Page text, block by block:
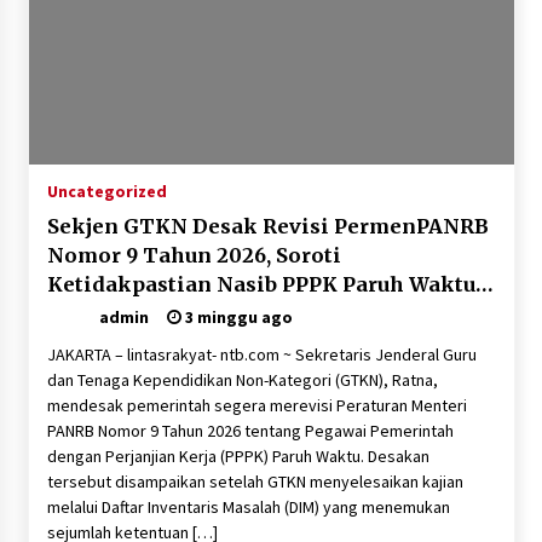
Uncategorized
Sekjen GTKN Desak Revisi PermenPANRB
Nomor 9 Tahun 2026, Soroti
Ketidakpastian Nasib PPPK Paruh Waktu
di Tengah Keterbatasan Fiskal Daerah
admin
3 minggu ago
JAKARTA – lintasrakyat- ntb.com ~ Sekretaris Jenderal Guru
dan Tenaga Kependidikan Non-Kategori (GTKN), Ratna,
mendesak pemerintah segera merevisi Peraturan Menteri
PANRB Nomor 9 Tahun 2026 tentang Pegawai Pemerintah
dengan Perjanjian Kerja (PPPK) Paruh Waktu. Desakan
tersebut disampaikan setelah GTKN menyelesaikan kajian
melalui Daftar Inventaris Masalah (DIM) yang menemukan
sejumlah ketentuan […]